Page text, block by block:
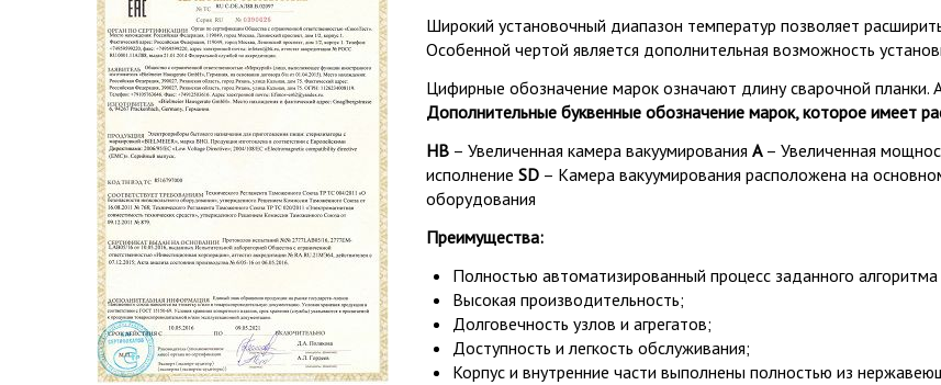
Широкий установочный диапазон температур позволяет
Особенной чертой является дополнительная возможность
Цифирные обозначение марок означают длину сварочной планки.
Дополнительные буквенные обозначение марок, которое имеет
HB – Увеличенная камера вакуумирования А– Увеличенная
исполнение SD – Камера вакуумирования расположена на
оборудования
Преимущества:
Полностью автоматизированный процесс заданного
Высокая производительность;
Долговечность узлов и агрегатов;
Доступность и легкость обслуживания;
Корпус и внутренние части выполнены полностью из